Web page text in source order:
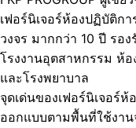
เฟอร์นิเจอร์ห้องปฏิบัติก
วงจร มากกว่า 10 ปี รอ
โรงงานอุตสาหกรรม ห้
และโรงพยาบาล
จุดเด่นของเฟอร์นิเจอร์ห้
ออกแบบตามพื้นที่ใช้งาน